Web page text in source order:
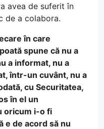
avea de suferit în
de a colabora.
în care
spune că nu a
a informat, nu a
într-un cuvânt, nu a
cu Securitatea,
în el un
oricum i-o fi
e de acord să nu